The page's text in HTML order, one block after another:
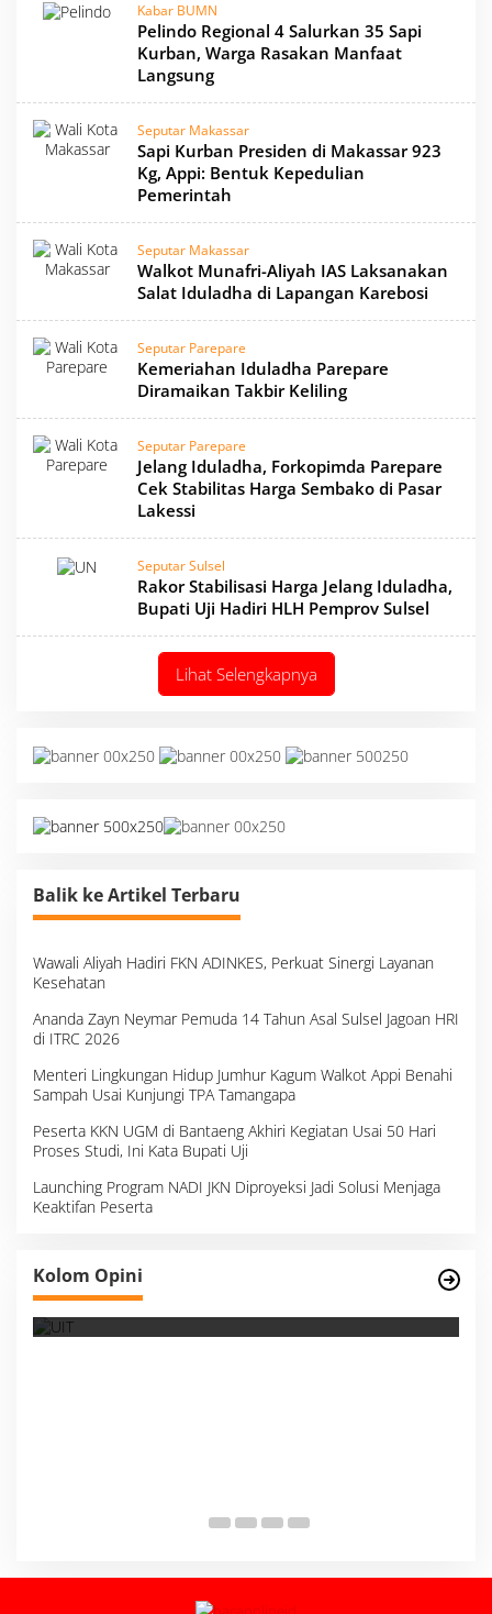
Kabar BUMN
Pelindo Regional 4 Salurkan 35 Sapi
Kurban, Warga Rasakan Manfaat
Langsung
Seputar Makassar
Sapi Kurban Presiden di Makassar 923
Kg, Appi: Bentuk Kepedulian
Pemerintah
Seputar Makassar
Walkot Munafri-Aliyah IAS Laksanakan
Salat Iduladha di Lapangan Karebosi
Seputar Parepare
Kemeriahan Iduladha Parepare
Diramaikan Takbir Keliling
Seputar Parepare
Jelang Iduladha, Forkopimda Parepare
Cek Stabilitas Harga Sembako di Pasar
Lakessi
Seputar Sulsel
Rakor Stabilisasi Harga Jelang Iduladha,
Bupati Uji Hadiri HLH Pemprov Sulsel
Lihat Selengkapnya
Balik ke Artikel Terbaru
Wawali Aliyah Hadiri FKN ADINKES, Perkuat Sinergi Layanan
Kesehatan
Ananda Zayn Neymar Pemuda 14 Tahun Asal Sulsel Jagoan HRI
di ITRC 2026
Menteri Lingkungan Hidup Jumhur Kagum Walkot Appi Benahi
Sampah Usai Kunjungi TPA Tamangapa
Peserta KKN UGM di Bantaeng Akhiri Kegiatan Usai 50 Hari
Proses Studi, Ini Kata Bupati Uji
Launching Program NADI JKN Diproyeksi Jadi Solusi Menjaga
Keaktifan Peserta
Kolom Opini
Manusia